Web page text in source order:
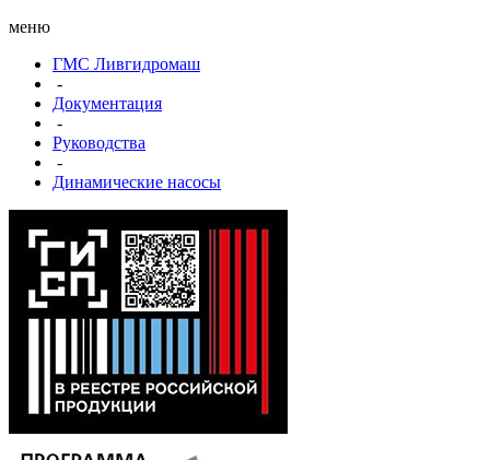
меню
ГМС Ливгидромаш
-
Документация
-
Руководства
-
Динамические насосы